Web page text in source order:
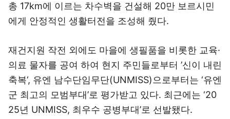
총 17km에 이르는 차수벽을 건설해 20만 보르시민
에게 안정적인 생활터전을 조성해 줬다.
재건지원 작전 외에도 마을에 생필품을 비롯한 교육·
의료 물자를 공여 하여 현지 주민들로부터 ’신이 내린
축복‘, 유엔 남수단임무단(UNMISS)으로부터는 ‘유엔
군 최고의 모범부대’로 평가받고 있다. 최근에는 ‘20
25년 UNMISS, 최우수 공병부대’로 선발됐다.